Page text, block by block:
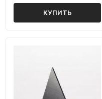
КУПИТЬ